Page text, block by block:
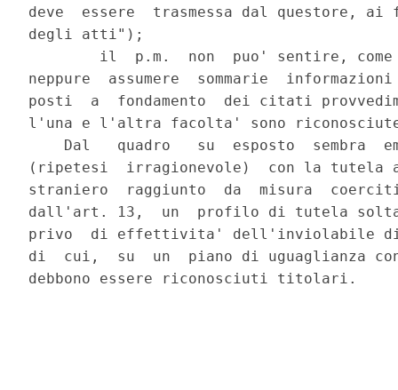
deve  essere  trasmessa dal questore,
degli atti");
il  p.m.  non  puo' sentire,
neppure  assumere  sommarie
posti  a  fondamento  dei citati
l'una e l'altra facolta' sono
Dal   quadro   su  esposto  sembra
(ripetesi  irragionevole)  con la tutela
straniero  raggiunto  da  misura
dall'art. 13,  un  profilo di tutela
privo  di effettivita' dell'inviolabile
di  cui,  su  un  piano di uguaglianza